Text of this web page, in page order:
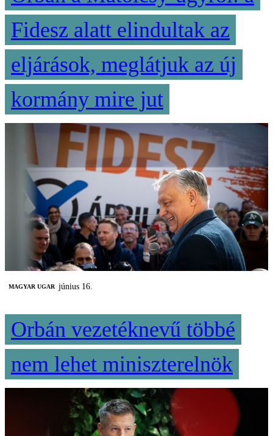
Fidesz alatt elindultak az
eljárások, meglátjuk az új
kormány mire jut
MAGYAR UGAR június 16.
Orbán vezetéknevű többé
nem lehet miniszterelnök